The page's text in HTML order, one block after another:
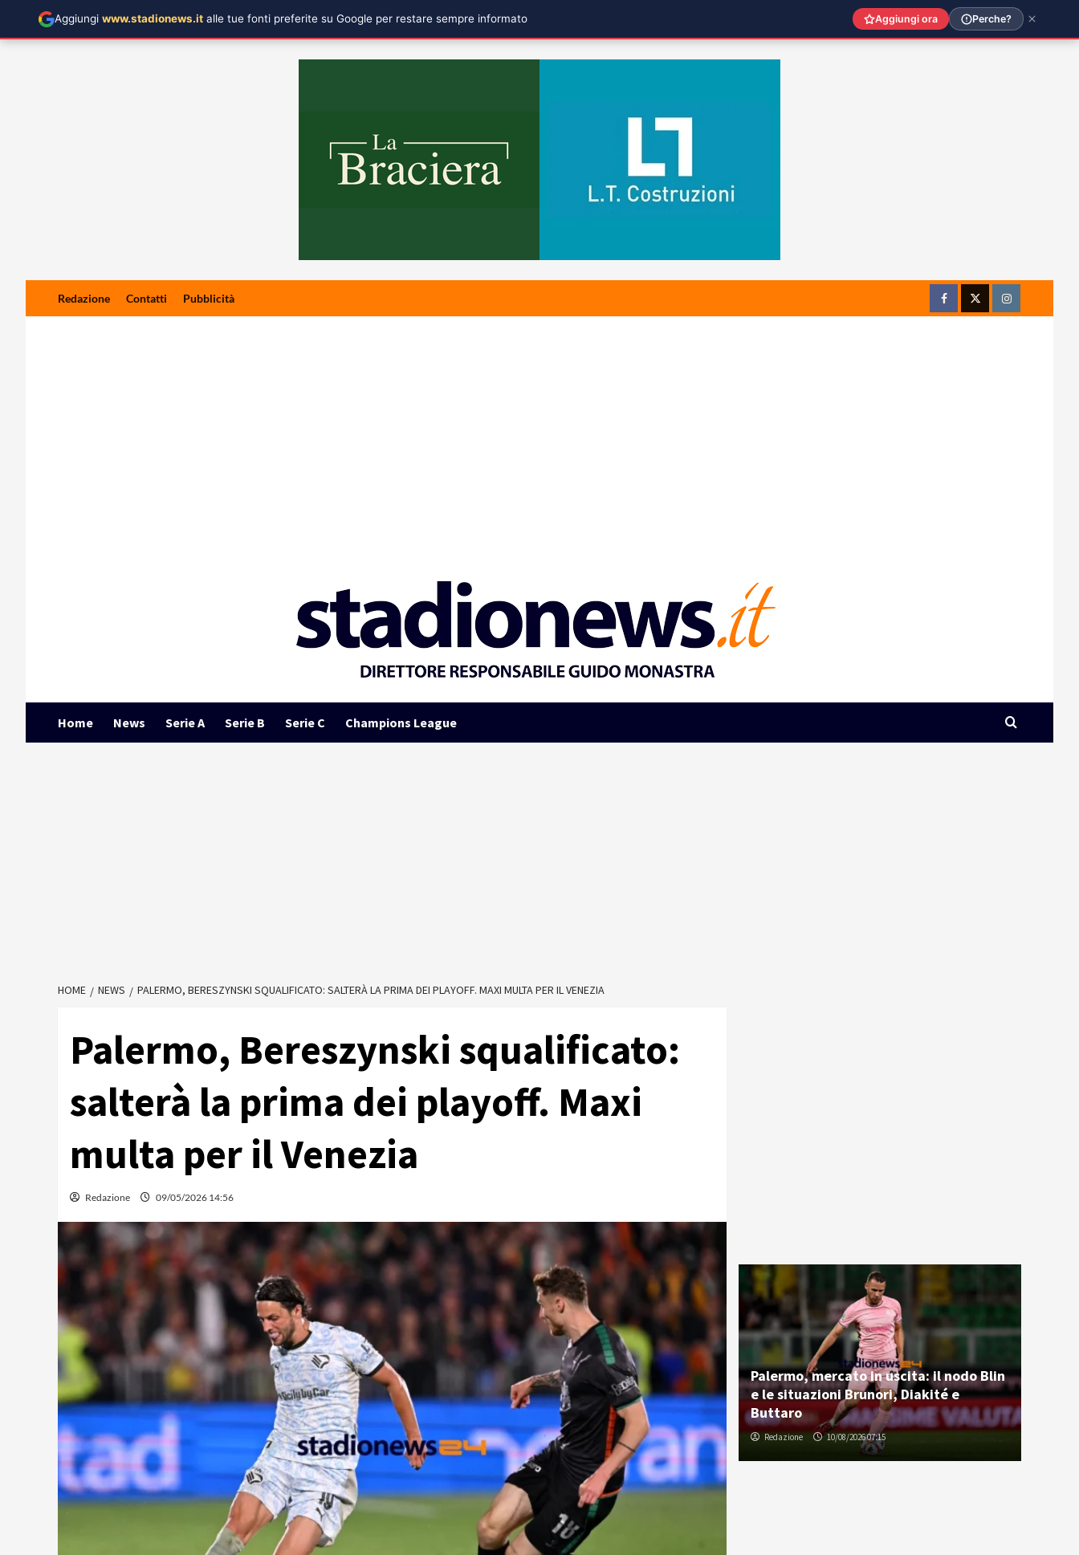
Redazione Contatti Pubblicità
FacebookTwitterInstagram
Home News Serie A Serie B Serie C Champions League
HOME NEWS PALERMO, BERESZYNSKI SQUALIFICATO: SALTERÀ LA PRIMA DEI PLAYOFF. MAXI MULTA PER IL VENEZIA
Palermo, Bereszynski squalificato:
salterà la prima dei playoff. Maxi
multa per il Venezia
Redazione 09/05/2026 14:56
Palermo, mercato in uscita: il nodo Blin
e le situazioni Brunori, Diakité e
Buttaro
Redazione 10/08/2026 07:15
Aggiungi www.stadionews.it alle tue fonti preferite su Google per restare sempre informato Aggiungi ora Perche?